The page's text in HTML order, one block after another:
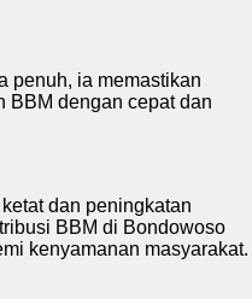
penuh, ia memastikan
BBM dengan cepat dan
dan peningkatan
BBM di Bondowoso
kenyamanan masyarakat.